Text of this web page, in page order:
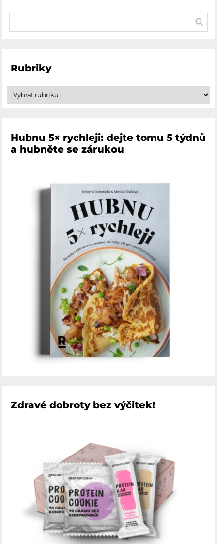
Rubriky
Hubnu 5× rychleji: dejte tomu 5 týdnů
a hubněte se zárukou
Zdravé dobroty bez výčitek!